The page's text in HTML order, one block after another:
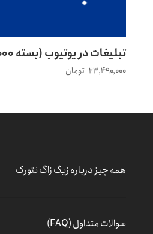
تبلیغات در یوتیوب (بسته ۵۰۰۰ لیری)
۲۳,۴۹۰,۰۰۰ تومان
همه چیز درباره زیگ زاگ نتورک
سوالات متداول (FAQ)